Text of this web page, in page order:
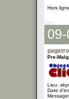
Hors ligne
Pre-
Lieu:
Date